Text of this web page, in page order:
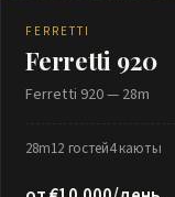
FERRETTI
Ferretti 920
Ferretti 920 — 28m
28m12 гостей4 каюты